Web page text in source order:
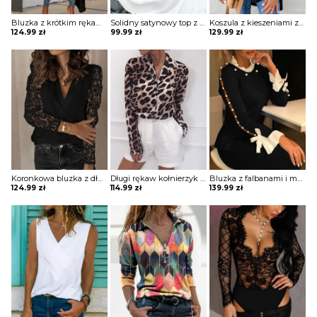
Bluzka z krótkim rękawem i dekoltem w szpic Jarmila
124.99 zł
Solidny satynowy top z dekoltem w szpic bluzka Neziha
99.99 zł
Koszula z kieszeniami zapinanymi na guziki bluzka Ritva
129.99 zł
Koronkowa bluzka z długim rękawem Norela
124.99 zł
Długi rękaw kołnierzyk cętki panterka koszula rozpinana do pracy casual na co dzień bluzka Ayn
114.99 zł
Bluzka z falbanami i mankietami Misti
139.99 zł